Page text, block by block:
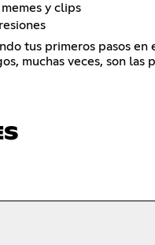
y clips
tus primeros pasos
muchas veces, son las